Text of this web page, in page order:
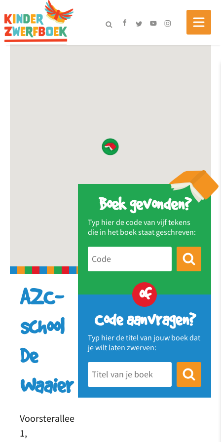
Boek gevonden?
Typ hier de code van vijf tekens
die in het boek staat geschreven:
of
Code aanvragen?
Typ hier de titel van jouw boek dat
je wilt laten zwerven:
AZC-
school
De
Waaier
Voorsterallee
1,